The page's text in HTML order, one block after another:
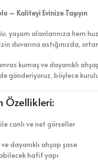
– Kaliteyi Evinize Taşıyın
, yaşam alanlarınıza hem
duvarına astığınızda,
kumaş ve dayanıklı
gönderiyoruz, böylece
Özellikleri:
canlı ve net görseller
ve dayanıklı ahşap şase
hafif yapı